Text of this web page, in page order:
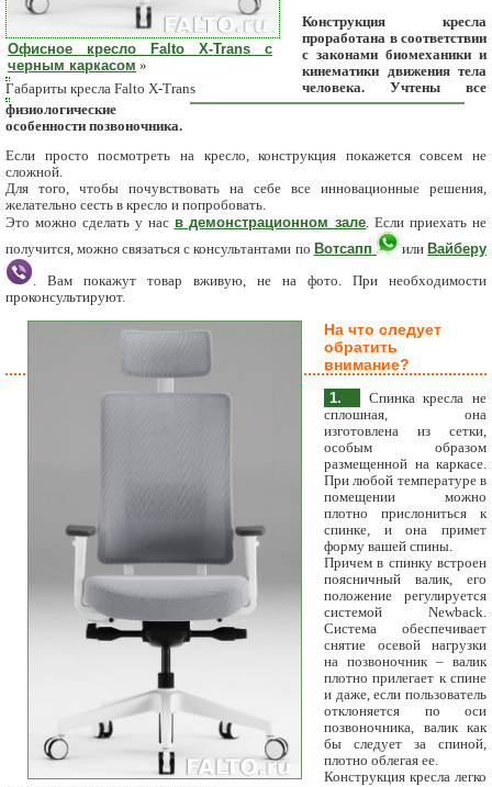
Офисное кресло Falto X-Trans с
черным каркасом »
Габариты кресла Falto X-Trans
Конструкция кресла
проработана в соответствии
с законами биомеханики и
кинематики движения тела
человека. Учтены все
физиологические
особенности позвоночника.
Если просто посмотреть на кресло, конструкция покажется совсем не
сложной.
Для того, чтобы почувствовать на себе все инновационные решения,
желательно сесть в кресло и попробовать.
Это можно сделать у нас в демонстрационном зале. Если приехать не
получится, можно связаться с консультантами по Вотсапп или Вайберу
. Вам покажут товар вживую, не на фото. При необходимости
проконсультируют.
На что следует
обратить
внимание?
1.
Спинка кресла не
сплошная, она
изготовлена из сетки,
особым образом
размещенной на каркасе.
При любой температуре в
помещении можно
плотно прислониться к
спинке, и она примет
форму вашей спины.
Причем в спинку встроен
поясничный валик, его
положение регулируется
системой Newback.
Система обеспечивает
снятие осевой нагрузки
на позвоночник – валик
плотно прилегает к спине
и даже, если пользователь
отклоняется по оси
позвоночника, валик как
бы следует за спиной,
плотно облегая ее.
Конструкция кресла легко